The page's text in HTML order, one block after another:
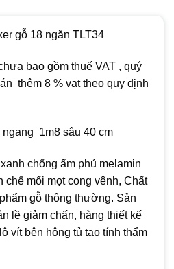
gỗ 18 ngăn TLT34
bao gồm thuế VAT , quý
thêm 8 % vat theo quy định
1m8 sâu 40 cm
chống ẩm phủ melamin
chế mối mọt cong vênh, Chất
gỗ thông thường. Sản
lề giảm chấn, hàng thiết kế
vít bên hông tủ tạo tính thẩm